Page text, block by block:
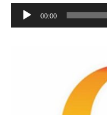
Tocador
00:00